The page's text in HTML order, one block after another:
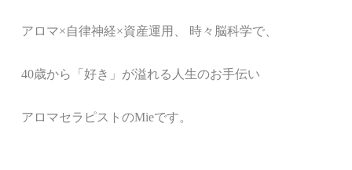
アロマ×自律神経×資産運用、 時々脳科学で、
40歳から「好き」が溢れる人生のお手伝い
アロマセラピストのMieです。